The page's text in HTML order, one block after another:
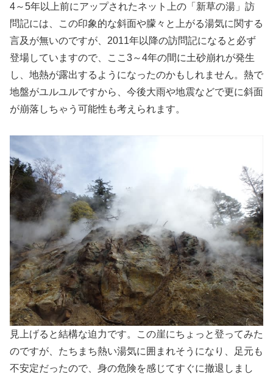
4～5年以上前にアップされたネット上の「新草の湯」訪
問記には、この印象的な斜面や朦々と上がる湯気に関する
言及が無いのですが、2011年以降の訪問記になると必ず
登場していますので、ここ3～4年の間に土砂崩れが発生
し、地熱が露出するようになったのかもしれません。熱で
地盤がユルユルですから、今後大雨や地震などで更に斜面
が崩落しちゃう可能性も考えられます。
見上げると結構な迫力です。この崖にちょっと登ってみた
のですが、たちまち熱い湯気に囲まれそうになり、足元も
不安定だったので、身の危険を感じてすぐに撤退しまし